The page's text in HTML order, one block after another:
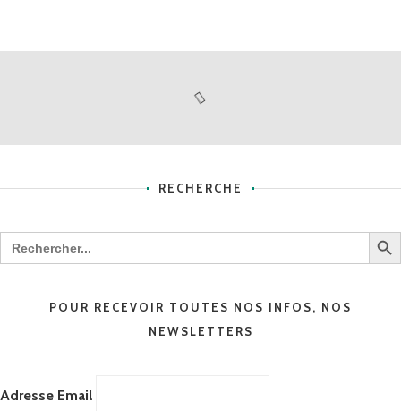
RECHERCHE
Search
for:
Search
POUR RECEVOIR TOUTES NOS INFOS, NOS
NEWSLETTERS
Adresse Email